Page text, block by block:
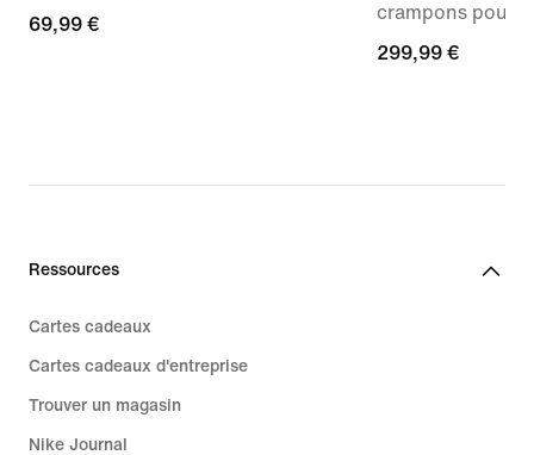
69,99 €
69,99 €
crampons pour
299,99 €
299,99 €
Ressources
Cartes cadeaux
Cartes cadeaux d'entreprise
Trouver un magasin
Nike Journal